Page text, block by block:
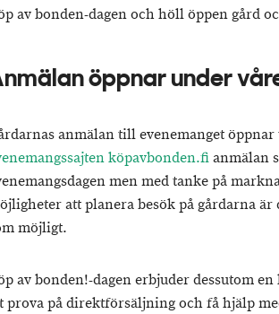
av bonden-dagen och höll öppen gård
öppnar under
anmälan till evenemanget
köpavbonden.fianmälan
men med tanke på
att planera besök på gårdarna är
möjligt.
av bonden!-dagen erbjuder dessutom
prova på direktförsäljning och få hjälp